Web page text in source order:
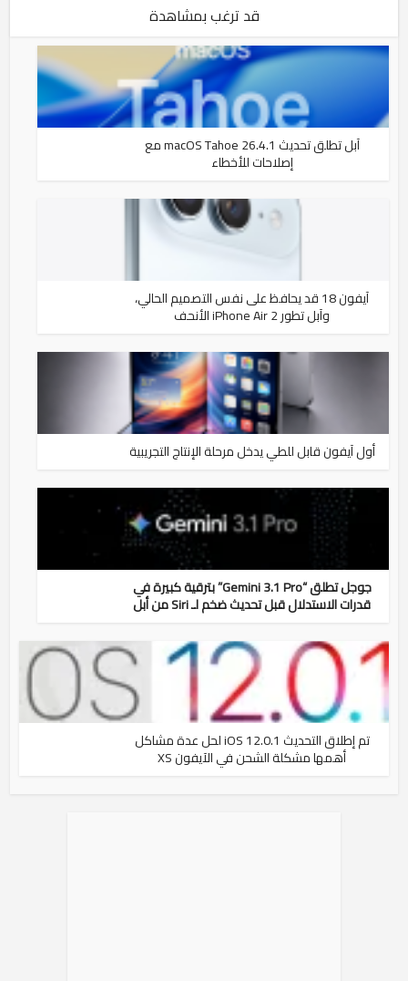
قد ترغب بمشاهدة
آبل تطلق تحديث macOS Tahoe 26.4.1 مع
إصلاحات للأخطاء
آيفون 18 قد يحافظ على نفس التصميم الحالي،
وآبل تطور iPhone Air 2 الأنحف
أول آيفون قابل للطي يدخل مرحلة الإنتاج التجريبية
جوجل تطلق “Gemini 3.1 Pro” بترقية كبيرة في
قدرات الاستدلال قبل تحديث ضخم لـ Siri من أبل
تم إطلاق التحديث iOS 12.0.1 لحل عدة مشاكل
أهمها مشكلة الشحن في الآيفون XS